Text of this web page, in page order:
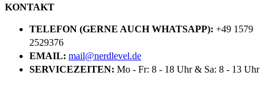
KONTAKT
TELEFON (GERNE AUCH WHATSAPP): +49 1579
2529376
EMAIL: mail@nerdlevel.de
SERVICEZEITEN: Mo - Fr: 8 - 18 Uhr & Sa: 8 - 13 Uhr